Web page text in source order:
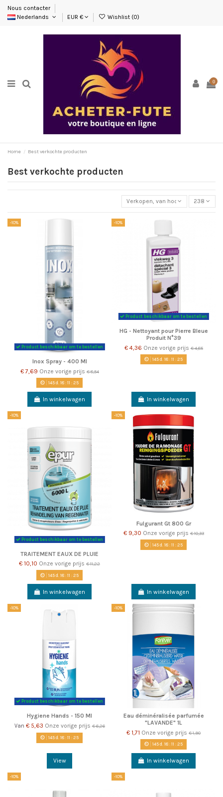
Nous contacter
Nederlands
EUR € Wishlist (0)
0
Home Best verkochte producten
Best verkochte producten
Verkopen, van hoog naar laag
238
-10%
Product beschikbaar om te bestellen
Inox Spray - 400 Ml
€ 7,69 Onze vorige prijs€ 8,54
145d. 18:11 :22
In winkelwagen
-10%
Product beschikbaar om te bestellen
HG - Nettoyant pour Pierre Bleue
Produit N°39
€ 4,36 Onze vorige prijs€ 4,85
145d. 18:11 :22
In winkelwagen
-10%
Product beschikbaar om te bestellen
TRAITEMENT EAUX DE PLUIE
€ 10,10 Onze vorige prijs € 11,22
145d. 18:11 :22
In winkelwagen
-10%
Fulgurant Gt 800 Gr
€ 9,30 Onze vorige prijs€ 10,33
145d. 18:11 :22
In winkelwagen
-10%
Product beschikbaar om te bestellen
Hygiene Hands - 150 Ml
Van € 5,63 Onze vorige prijs€ 6,26
145d. 18:11 :22
View
-10%
Eau déminéralisée parfumée
"LAVANDE" 1L
€ 1,71 Onze vorige prijs € 1,90
145d. 18:11 :22
In winkelwagen
-10% -10%